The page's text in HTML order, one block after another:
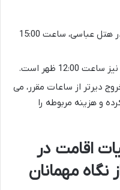
ساعت تحویل اتاق (Check-in) در هتل عباسی، ساعت 15:00
دیرتر از ساعات مقرر، می
و هزینه مربوطه را
اقامت در
مهمانان